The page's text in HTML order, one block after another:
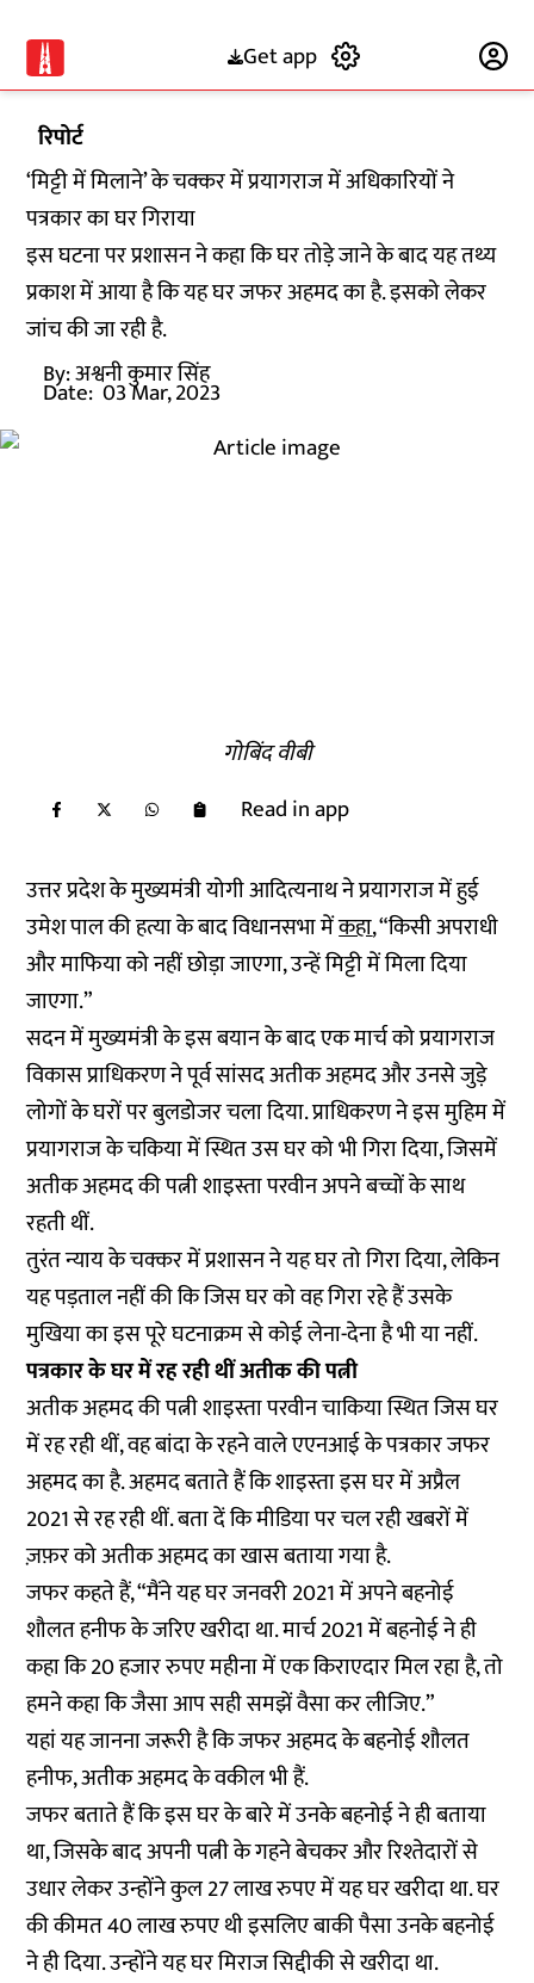
Get app
रिपोर्ट
‘मिट्टी में मिलाने’ के चक्कर में प्रयागराज में अधिकारियों ने
पत्रकार का घर गिराया
इस घटना पर प्रशासन ने कहा कि घर तोड़े जाने के बाद यह तथ्य
प्रकाश में आया है कि यह घर जफर अहमद का है. इसको लेकर
जांच की जा रही है.
By:अश्वनी कुमार सिंह
Date: 03 Mar, 2023
गोबिंद वीबी
Read in app
उत्तर प्रदेश के मुख्यमंत्री योगी आदित्यनाथ ने प्रयागराज में हुई
उमेश पाल की हत्या के बाद विधानसभा मेंकहा, “किसी अपराधी
और माफिया को नहीं छोड़ा जाएगा, उन्हें मिट्टी में मिला दिया
जाएगा.”
सदन में मुख्यमंत्री के इस बयान के बाद एक मार्च को प्रयागराज
विकास प्राधिकरण ने पूर्व सांसद अतीक अहमद और उनसे जुड़े
लोगों के घरों पर बुलडोजर चला दिया. प्राधिकरण ने इस मुहिम में
प्रयागराज के चकिया में स्थित उस घर को भी गिरा दिया, जिसमें
अतीक अहमद की पत्नी शाइस्ता परवीन अपने बच्चों के साथ
रहती थीं.
तुरंत न्याय के चक्कर में प्रशासन ने यह घर तो गिरा दिया, लेकिन
यह पड़ताल नहीं की कि जिस घर को वह गिरा रहे हैं उसके
मुखिया का इस पूरे घटनाक्रम से कोई लेना-देना है भी या नहीं.
पत्रकार के घर में रह रही थीं अतीक की पत्नी
अतीक अहमद की पत्नी शाइस्ता परवीन चाकिया स्थित जिस घर
में रह रही थीं, वह बांदा के रहने वाले एएनआई के पत्रकार जफर
अहमद का है. अहमद बताते हैं कि शाइस्ता इस घर में अप्रैल
2021 से रह रही थीं. बता दें कि मीडिया पर चल रही खबरों में
ज़फ़र को अतीक अहमद का खास बताया गया है.
जफर कहते हैं, “मैंने यह घर जनवरी 2021 में अपने बहनोई
शौलत हनीफ के जरिए खरीदा था. मार्च 2021 में बहनोई ने ही
कहा कि 20 हजार रुपए महीना में एक किराएदार मिल रहा है, तो
हमने कहा कि जैसा आप सही समझें वैसा कर लीजिए.”
यहां यह जानना जरूरी है कि जफर अहमद के बहनोई शौलत
हनीफ, अतीक अहमद के वकील भी हैं.
जफर बताते हैं कि इस घर के बारे में उनके बहनोई ने ही बताया
था, जिसके बाद अपनी पत्नी के गहने बेचकर और रिश्तेदारों से
उधार लेकर उन्होंने कुल 27 लाख रुपए में यह घर खरीदा था. घर
की कीमत 40 लाख रुपए थी इसलिए बाकी पैसा उनके बहनोई
ने ही दिया. उन्होंने यह घर मिराज सिद्दीकी से खरीदा था.